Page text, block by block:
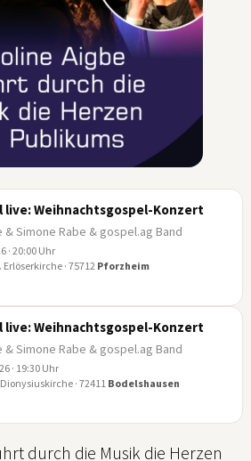
live: Weihnachtsgospel-Konzert
& Simone Rabe & gospel.ag Band
· 20:00 Uhr
· 75712 Pforzheim
live: Weihnachtsgospel-Konzert
& Simone Rabe & gospel.ag Band
· 19:30 Uhr
· 72411 Bodelshausen
durch die Musik die Herzen